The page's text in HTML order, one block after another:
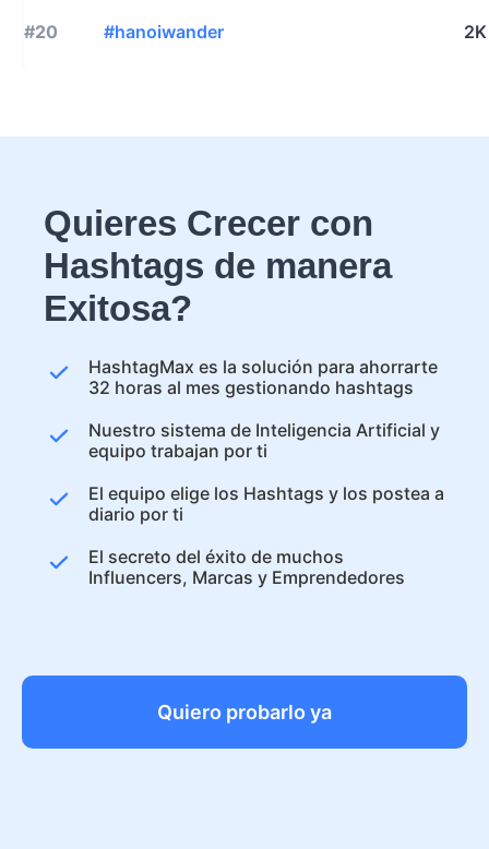
#20 #hanoiwander 2K
Quieres Crecer con
Hashtags de manera
Exitosa?
HashtagMax es la solución para ahorrarte
32 horas al mes gestionando hashtags
Nuestro sistema de Inteligencia Artificial y
equipo trabajan por ti
El equipo elige los Hashtags y los postea a
diario por ti
El secreto del éxito de muchos
Influencers, Marcas y Emprendedores
Quiero probarlo ya